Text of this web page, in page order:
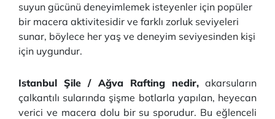
suyun gücünü deneyimlemek isteyenler için popüler
bir macera aktivitesidir ve farklı zorluk seviyeleri
sunar, böylece her yaş ve deneyim seviyesinden kişi
için uygundur.
Istanbul Şile / Ağva Rafting nedir,akarsuların
çalkantılı sularında şişme botlarla yapılan, heyecan
verici ve macera dolu bir su sporudur. Bu eğlenceli